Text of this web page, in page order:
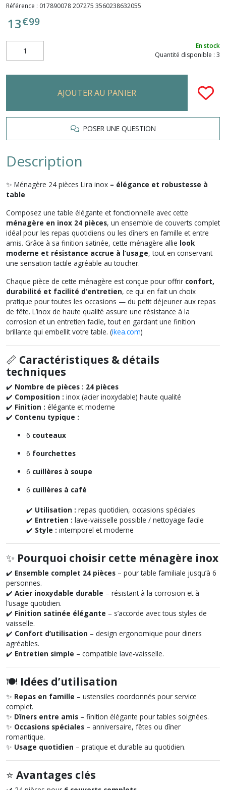
Référence : 017890078 207275 3560238632055
13€99
En stock
Quantité disponible : 3
AJOUTER AU PANIER
POSER UNE QUESTION
Description
✨ Ménagère 24 pièces Lira inox – élégance et robustesse à
table
Composez une table élégante et fonctionnelle avec cette
ménagère en inox 24 pièces, un ensemble de couverts complet
idéal pour les repas quotidiens ou les dîners en famille et entre
amis. Grâce à sa finition satinée, cette ménagère allie look
moderne et résistance accrue à l’usage, tout en conservant
une sensation tactile agréable au toucher.
Chaque pièce de cette ménagère est conçue pour offrir confort,
durabilité et facilité d’entretien, ce qui en fait un choix
pratique pour toutes les occasions — du petit déjeuner aux repas
de fête. L’inox de haute qualité assure une résistance à la
corrosion et un entretien facile, tout en gardant une finition
brillante qui embellit votre table. (ikea.com)
📏 Caractéristiques & détails
techniques
✔️ Nombre de pièces : 24 pièces
✔️ Composition : inox (acier inoxydable) haute qualité
✔️ Finition : élégante et moderne
✔️ Contenu typique :
6 couteaux
6 fourchettes
6 cuillères à soupe
6 cuillères à café
✔️ Utilisation : repas quotidien, occasions spéciales
✔️ Entretien : lave‑vaisselle possible / nettoyage facile
✔️ Style : intemporel et moderne
✨ Pourquoi choisir cette ménagère inox
✔️ Ensemble complet 24 pièces – pour table familiale jusqu’à 6
personnes.
✔️ Acier inoxydable durable – résistant à la corrosion et à
l’usage quotidien.
✔️ Finition satinée élégante – s’accorde avec tous styles de
vaisselle.
✔️ Confort d’utilisation – design ergonomique pour diners
agréables.
✔️ Entretien simple – compatible lave‑vaisselle.
🍽️ Idées d’utilisation
✨ Repas en famille – ustensiles coordonnés pour service
complet.
✨ Dîners entre amis – finition élégante pour tables soignées.
✨ Occasions spéciales – anniversaire, fêtes ou dîner
romantique.
✨ Usage quotidien – pratique et durable au quotidien.
⭐ Avantages clés